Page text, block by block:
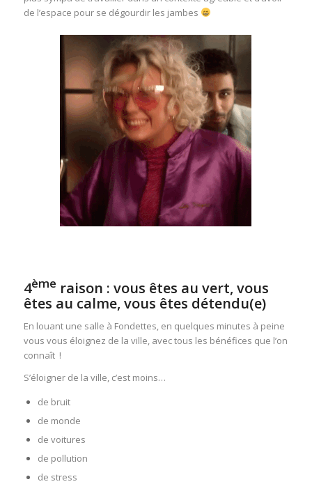
de l’espace pour se dégourdir les jambes
4ème raison : vous êtes au vert, vous
êtes au calme, vous êtes détendu(e)
En louant une salle à Fondettes, en quelques minutes à peine
vous vous éloignez de la ville, avec tous les bénéfices que l’on
connaît !
S’éloigner de la ville, c’est moins…
de bruit
de monde
de voitures
de pollution
de stress